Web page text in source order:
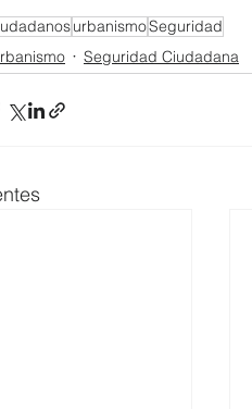
urbanismoSeguridad
Seguridad Ciudadana